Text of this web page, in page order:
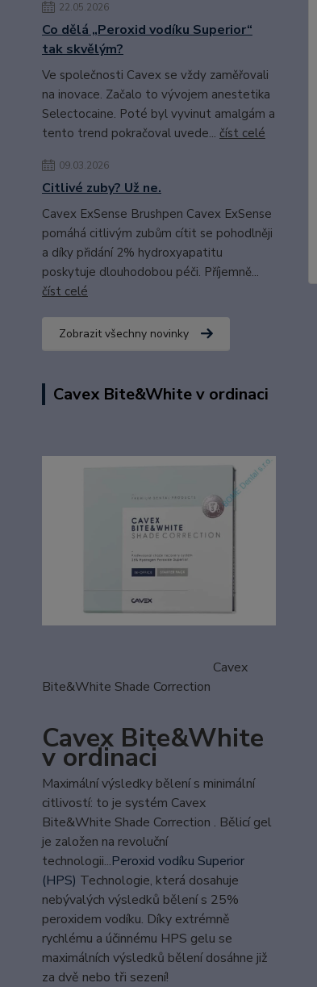
22.05.2026
Co dělá „Peroxid vodíku Superior“
tak skvělým?
Ve společnosti Cavex se vždy zaměřovali
na inovace. Začalo to vývojem anestetika
Selectocaine. Poté byl vyvinut amalgám a
tento trend pokračoval uvede... číst celé
09.03.2026
Citlivé zuby? Už ne.
Cavex ExSense Brushpen Cavex ExSense
pomáhá citlivým zubům cítit se pohodlněji
a díky přidání 2% hydroxyapatitu
poskytuje dlouhodobou péči. Příjemně...
číst celé
Zobrazit všechny novinky
Cavex Bite&White v ordinaci
Cavex
Bite&White Shade Correction
Cavex Bite&White
v ordinaci
Maximální výsledky bělení s minimální
citlivostí: to je systém Cavex
Bite&White Shade Correction . Bělicí gel
je založen na revoluční
technologii...Peroxid vodíku Superior
(HPS) Technologie, která dosahuje
nebývalých výsledků bělení s 25%
peroxidem vodíku. Díky extrémně
rychlému a účinnému HPS gelu se
maximálních výsledků bělení dosáhne již
za dvě nebo tři sezení!